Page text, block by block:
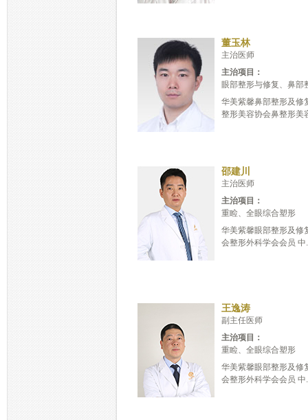
董玉林
主治医师
主治项目：
眼部整形与修复、鼻部
华美紫馨鼻部整形及修
整形美容协会鼻整形美
邵建川
主治医师
主治项目：
重睑、全眼综合塑形
华美紫馨眼部整形及修
会整形外科学会会员 中
王逸涛
副主任医师
主治项目：
重睑、全眼综合塑形
华美紫馨眼部整形及修
会整形外科学会会员 中